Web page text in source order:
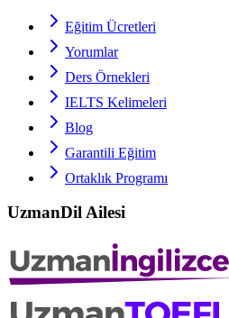
Eğitim Ücretleri
Yorumlar
Ders Örnekleri
IELTS Kelimeleri
Blog
Garantili Eğitim
Ortaklık Programı
UzmanDil Ailesi